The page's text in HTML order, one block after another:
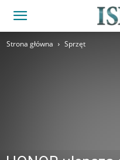
Strona główna Sprzęt